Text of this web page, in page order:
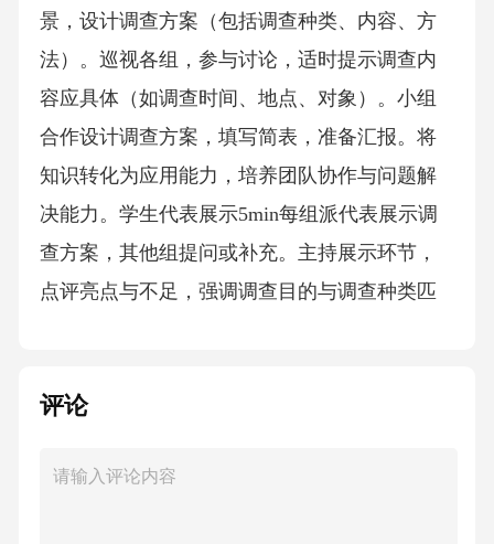
景，设计调查方案（包括调查种类、内容、方
法）。巡视各组，参与讨论，适时提示调查内
容应具体（如调查时间、地点、对象）。小组
合作设计调查方案，填写简表，准备汇报。将
知识转化为应用能力，培养团队协作与问题解
决能力。学生代表展示5min每组派代表展示调
查方案，其他组提问或补充。主持展示环节，
点评亮点与不足，强调调查目的与调查种类匹
表达与批判性思维。总结与反思5min每组派代
种调查种类的核心区别，预告下节课内容（客
评论